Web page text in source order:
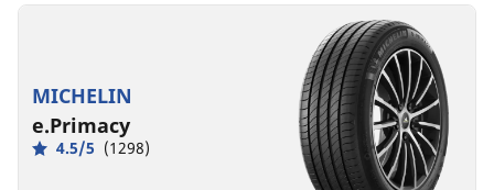
MICHELIN
e.Primacy
4.5/5 (1298)